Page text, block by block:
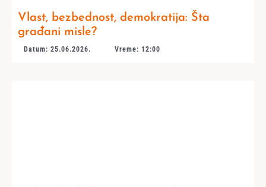
Vlast, bezbednost, demokratija: Šta
građani misle?
Datum: 25.06.2026. Vreme: 12:00